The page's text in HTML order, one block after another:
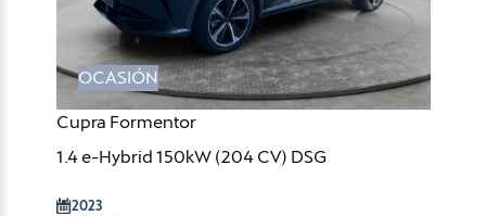
OCASIÓN
Cupra Formentor
1.4 e-Hybrid 150kW (204 CV) DSG
2023